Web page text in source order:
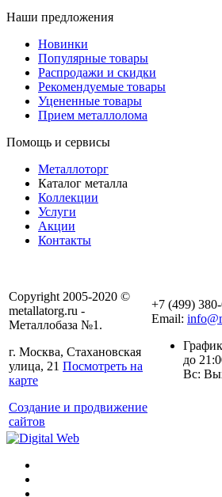
Наши предложения
Новинки
Популярные товары
Распродажи и скидки
Рекомендуемые товары
Уцененные товары
Прием металлолома
Помощь и сервисы
Металлоторг
Каталог металла
Коллекции
Услуги
Акции
Контакты
Copyright 2005-2020 ©
metallatorg.ru -
Металлобаза №1.
г. Москва, Стахановская
улица, 21 Посмотреть на
карте
Создание и продвижение
сайтов
+7 (499)
Email:
до
Вс: